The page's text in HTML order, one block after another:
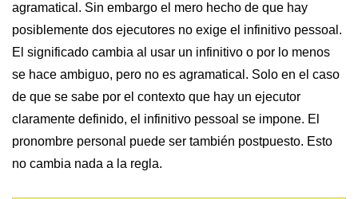
agramatical. Sin embargo el mero hecho de que hay
posiblemente dos ejecutores no exige el infinitivo pessoal.
El significado cambia al usar un infinitivo o por lo menos
se hace ambiguo, pero no es agramatical. Solo en el caso
de que se sabe por el contexto que hay un ejecutor
claramente definido, el infinitivo pessoal se impone. El
pronombre personal puede ser también postpuesto. Esto
no cambia nada a la regla.